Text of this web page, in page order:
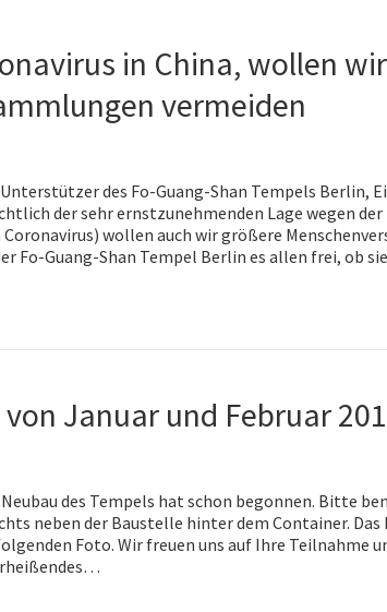
in China, wollen
vermeiden
des Fo-Guang-Shan Tempels Berlin,
der sehr ernstzunehmenden Lage wegen
wollen auch wir größere
Fo-Guang-Shan Tempel Berlin es allen frei, ob
Januar und Februar
des Tempels hat schon begonnen. Bitte
neben der Baustelle hinter dem Container. Das
Foto. Wir freuen uns auf Ihre Teilnahme